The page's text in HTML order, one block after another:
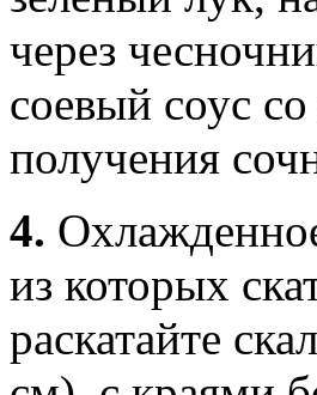
через
соевый соус
получения
4.
из которых
раскатайте